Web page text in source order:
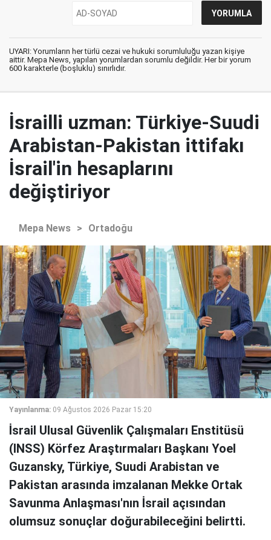
UYARI: Yorumların her türlü cezai ve hukuki sorumluluğu yazan kişiye
aittir. Mepa News, yapılan yorumlardan sorumlu değildir. Her bir yorum
600 karakterle (boşluklu) sınırlıdır.
İsrailli uzman: Türkiye-Suudi
Arabistan-Pakistan ittifakı
İsrail'in hesaplarını
değiştiriyor
Mepa News > Ortadoğu
Yayınlanma: 09 Ağustos 2026 Pazar 15:20
İsrail Ulusal Güvenlik Çalışmaları Enstitüsü
(INSS) Körfez Araştırmaları Başkanı Yoel
Guzansky, Türkiye, Suudi Arabistan ve
Pakistan arasında imzalanan Mekke Ortak
Savunma Anlaşması'nın İsrail açısından
olumsuz sonuçlar doğurabileceğini belirtti.